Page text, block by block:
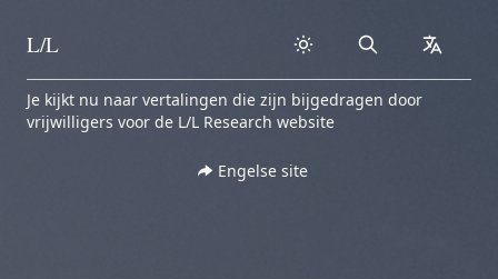
Skip to content
L/L Search
Je kijkt nu naar vertalingen die zijn bijgedragen door
vrijwilligers voor de L/L Research website
Engelse site